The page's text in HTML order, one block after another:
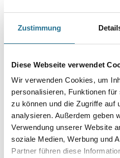
Zustimmung
Diese Webseite verwendet
Wir verwenden Cookies, um
personalisieren, Funktionen
zu können und die Zugriffe auf
analysieren. Außerdem geben
Verwendung unserer Website
soziale Medien, Werbung und
Partner führen diese
großformatige Porenbeton- oder KS-
und PIV sowie auf tragfähigen
Farbtonbezeichnung
Glanzgrad
Gebinde